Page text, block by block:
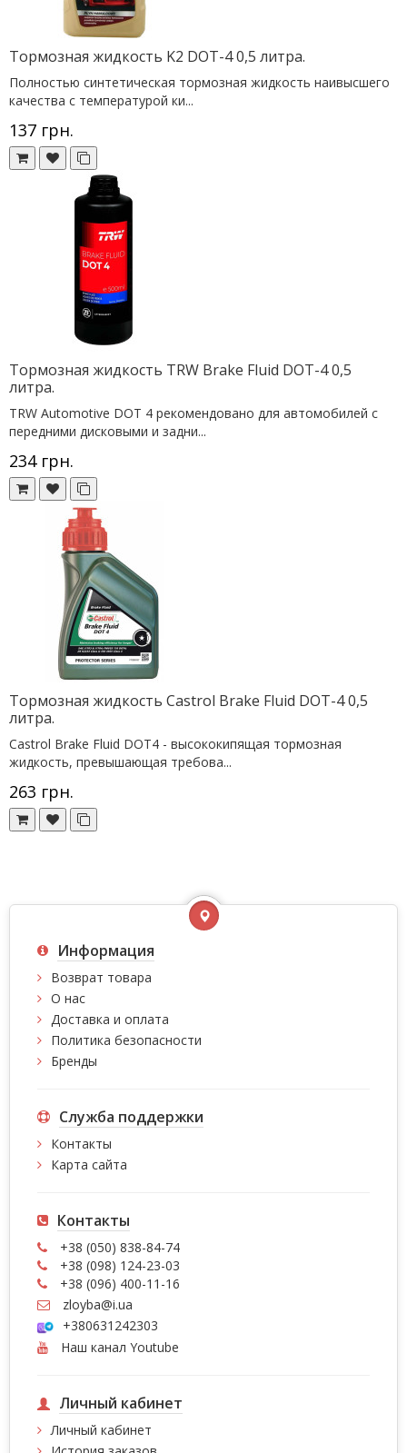
Тормозная жидкость K2 DOT-4 0,5 литра.
Полностью синтетическая тормозная жидкость наивысшего
качества с температурой ки...
137 грн.
Тормозная жидкость TRW Brake Fluid DOT-4 0,5
литра.
TRW Automotive DOT 4 рекомендовано для автомобилей с
передними дисковыми и задни...
234 грн.
Тормозная жидкость Castrol Brake Fluid DOT-4 0,5
литра.
Castrol Brake Fluid DOT4 - высококипящая тормозная
жидкость, превышающая требова...
263 грн.
Информация
Возврат товара
О нас
Доставка и оплата
Политика безопасности
Бренды
Служба поддержки
Контакты
Карта сайта
Контакты
+38 (050) 838-84-74
+38 (098) 124-23-03
+38 (096) 400-11-16
zloyba@i.ua
+380631242303
Наш канал Youtube
Личный кабинет
Личный кабинет